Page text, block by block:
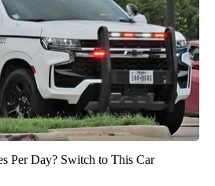
Per Day? Switch to This Car